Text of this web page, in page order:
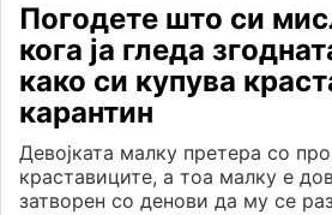
Погодете што си
кога ја гледа
како си купува
карантин
Девојката малку претера со
краставиците, а тоа малку е
затворен со денови да му се